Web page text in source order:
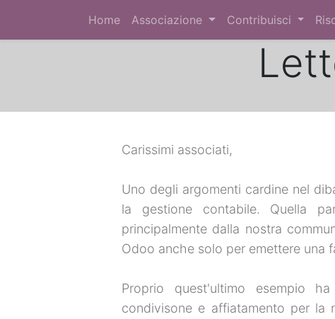
Home Associazione Contribuisci
Carissimi associati,
Uno degli argomenti cardine nel
la gestione contabile. Quella
principalmente dalla nostra
Odoo anche solo per emettere una
Proprio quest'ultimo esempio
condivisone e affiatamento per